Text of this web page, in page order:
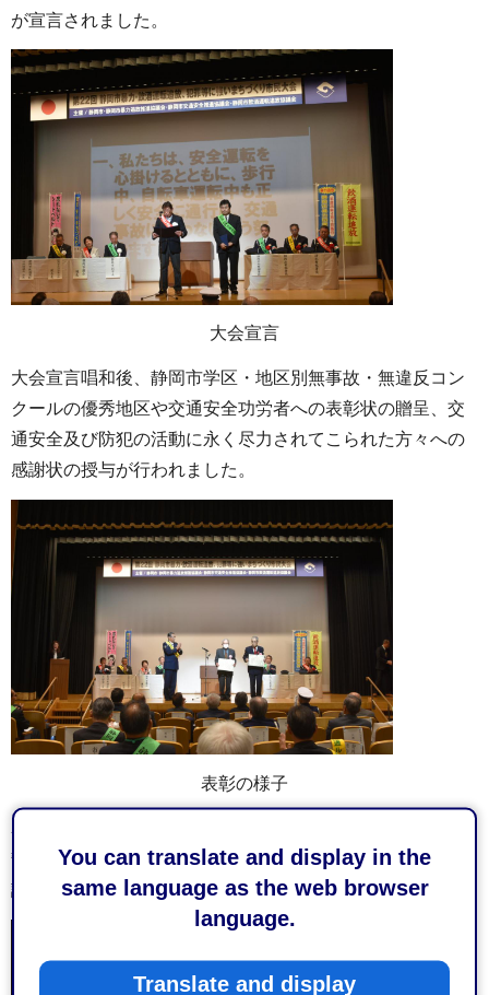
You can translate and display in the
same language as the web browser
language.
Translate and display
が宣言されました。
大会宣言
大会宣言唱和後、静岡市学区・地区別無事故・無違反コン
クールの優秀地区や交通安全功労者への表彰状の贈呈、交
通安全及び防犯の活動に永く尽力されてこられた方々への
感謝状の授与が行われました。
表彰の様子
表彰式が終了後、市内交通安全活動団体による活動発表、
静岡中央警察署による「自転車反則通告制度」についての
講演があり、大会は終了しました。